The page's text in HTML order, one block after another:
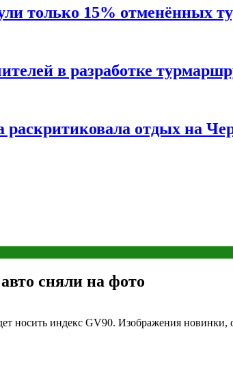
только 15% отменённых
в разработке
отдых на
сняли на фото
носить индекс GV90. Изображения